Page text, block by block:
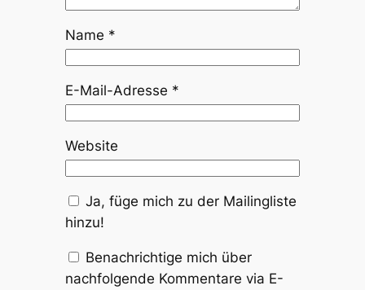
Name *
E-Mail-Adresse *
Website
Ja, füge mich zu der Mailingliste
hinzu!
Benachrichtige mich über
nachfolgende Kommentare via E-